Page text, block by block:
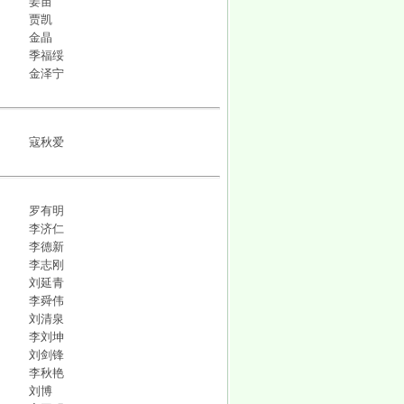
贾凯
金晶
季福绥
金泽宁
寇秋爱​
罗有明
李济仁
李德新
李志刚
刘延青
李舜伟
刘清泉
李刘坤
刘剑锋
李秋艳
刘博